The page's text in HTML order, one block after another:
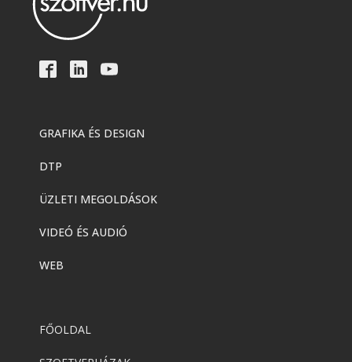
GRAFIKA ÉS DESIGN
DTP
ÜZLETI MEGOLDÁSOK
VIDEÓ ÉS AUDIÓ
WEB
FŐOLDAL